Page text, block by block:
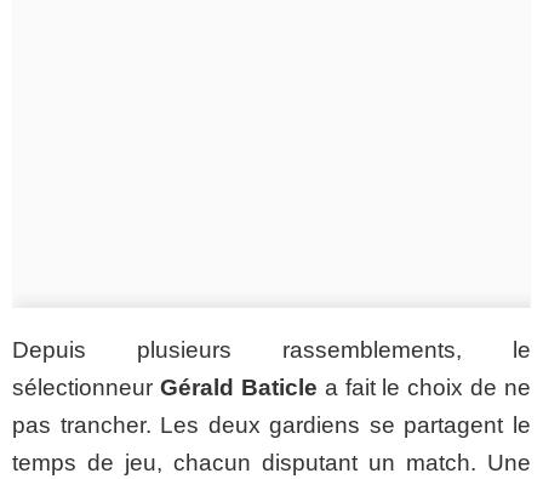
Depuis plusieurs rassemblements, le
sélectionneur Gérald Baticle a fait le choix de ne
pas trancher. Les deux gardiens se partagent le
temps de jeu, chacun disputant un match. Une